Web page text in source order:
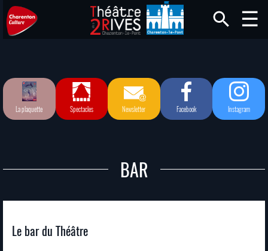
La plaquette Spectacles Newsletter Facebook Instagram
BAR
Le bar du Théâtre